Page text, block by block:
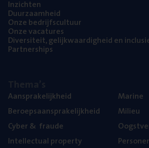
Inzich­ten
Duur­zaam­heid
Onze bedrijfs­cul­tuur
Onze vaca­tu­res
Diver­si­teit, gelijk­waar­dig­heid en
Part­ner­ships
Aan­spra­ke­lijk­heid
Beroeps­aan­spra­ke­lijk­heid
Cyber& fraude
Intel­lec­tu­al property
Mari­ne
Mili­eu